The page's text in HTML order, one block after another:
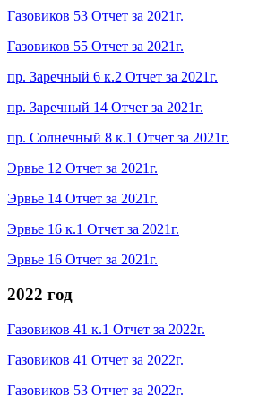
Газовиков 53 Отчет за 2021г.
Газовиков 55 Отчет за 2021г.
пр. Заречный 6 к.2 Отчет за 2021г.
пр. Заречный 14 Отчет за 2021г.
пр. Солнечный 8 к.1 Отчет за 2021г.
Эрвье 12 Отчет за 2021г.
Эрвье 14 Отчет за 2021г.
Эрвье 16 к.1 Отчет за 2021г.
Эрвье 16 Отчет за 2021г.
2022 год
Газовиков 41 к.1 Отчет за 2022г.
Газовиков 41 Отчет за 2022г.
Газовиков 53 Отчет за 2022г.